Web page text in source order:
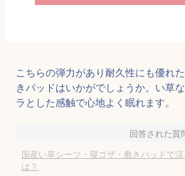
こちらの弾力があり耐久性にも優れ
きパッドはいかがでしょうか。い草
ラとした感触で心地よく眠れます。
回答された質
国産い草シーツ・寝ゴザ・敷きパッドで
は？